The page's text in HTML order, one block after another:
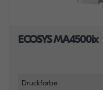
ECOSYS MA4500ix
Druckfarbe